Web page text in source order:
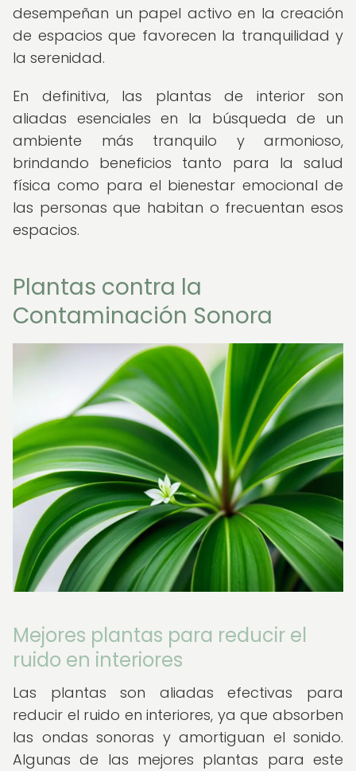
desempeñan un papel activo en la creación
de espacios que favorecen la tranquilidad y
la serenidad.
En definitiva, las plantas de interior son
aliadas esenciales en la búsqueda de un
ambiente más tranquilo y armonioso,
brindando beneficios tanto para la salud
física como para el bienestar emocional de
las personas que habitan o frecuentan esos
espacios.
Plantas contra la
Contaminación Sonora
Mejores plantas para reducir el
ruido en interiores
Las plantas son aliadas efectivas para
reducir el ruido en interiores, ya que absorben
las ondas sonoras y amortiguan el sonido.
Algunas de las mejores plantas para este